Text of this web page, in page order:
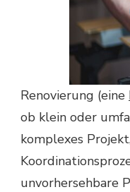
Renovierung (eine
ob klein oder
komplexes
unvorhersehbare